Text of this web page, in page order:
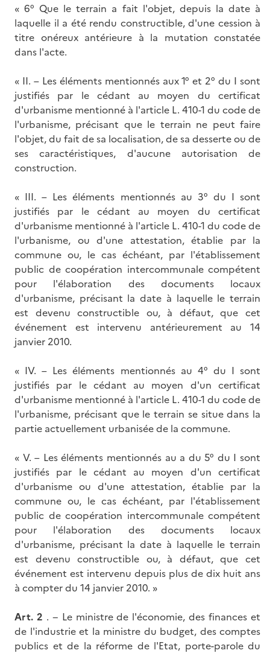
« 6° Que le terrain a fait l'objet, depuis la date à
laquelle il a été rendu constructible, d'une cession à
titre onéreux antérieure à la mutation constatée
dans l'acte.
« II. – Les éléments mentionnés aux 1° et 2° du I sont
justifiés par le cédant au moyen du certificat
d'urbanisme mentionné à l'article L. 410-1 du code de
l'urbanisme, précisant que le terrain ne peut faire
l'objet, du fait de sa localisation, de sa desserte ou de
ses caractéristiques, d'aucune autorisation de
construction.
« III. – Les éléments mentionnés au 3° du I sont
justifiés par le cédant au moyen du certificat
d'urbanisme mentionné à l'article L. 410-1 du code de
l'urbanisme, ou d'une attestation, établie par la
commune ou, le cas échéant, par l'établissement
public de coopération intercommunale compétent
pour l'élaboration des documents locaux
d'urbanisme, précisant la date à laquelle le terrain
est devenu constructible ou, à défaut, que cet
événement est intervenu antérieurement au 14
janvier 2010.
« IV. – Les éléments mentionnés au 4° du I sont
justifiés par le cédant au moyen d'un certificat
d'urbanisme mentionné à l'article L. 410-1 du code de
l'urbanisme, précisant que le terrain se situe dans la
partie actuellement urbanisée de la commune.
« V. – Les éléments mentionnés au a du 5° du I sont
justifiés par le cédant au moyen d'un certificat
d'urbanisme ou d'une attestation, établie par la
commune ou, le cas échéant, par l'établissement
public de coopération intercommunale compétent
pour l'élaboration des documents locaux
d'urbanisme, précisant la date à laquelle le terrain
est devenu constructible ou, à défaut, que cet
événement est intervenu depuis plus de dix huit ans
à compter du 14 janvier 2010. »
Art. 2 . − Le ministre de l'économie, des finances et
de l'industrie et la ministre du budget, des comptes
publics et de la réforme de l'Etat, porte-parole du